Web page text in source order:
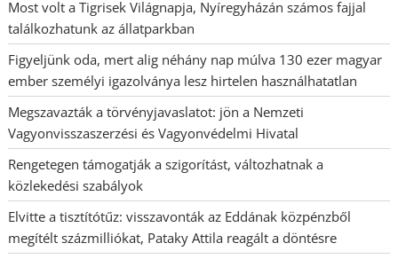
Most volt a Tigrisek Világnapja, Nyíregyházán számos fajjal
találkozhatunk az állatparkban
Figyeljünk oda, mert alig néhány nap múlva 130 ezer magyar
ember személyi igazolványa lesz hirtelen használhatatlan
Megszavazták a törvényjavaslatot: jön a Nemzeti
Vagyonvisszaszerzési és Vagyonvédelmi Hivatal
Rengetegen támogatják a szigorítást, változhatnak a
közlekedési szabályok
Elvitte a tisztítótűz: visszavonták az Eddának közpénzből
megítélt százmilliókat, Pataky Attila reagált a döntésre